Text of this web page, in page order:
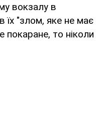
вокзалу в
їх "злом, яке не має
покаране, то ніколи